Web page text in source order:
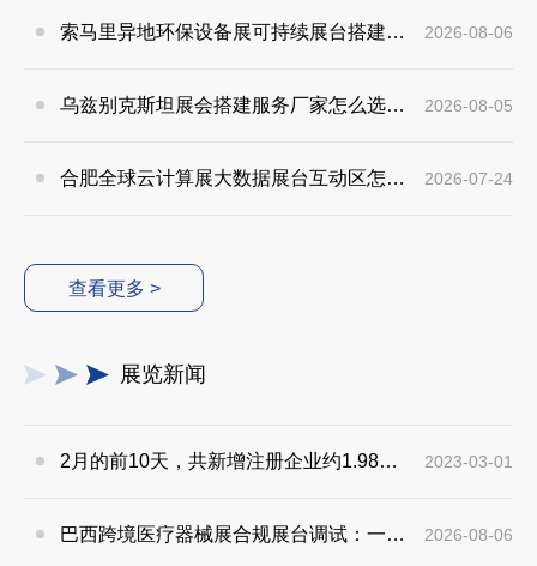
索马里异地环保设备展可持续展台搭建：避开行业乱象，用模块化绿色方案拿下东非环保订单 2026-08-06
乌兹别克斯坦展会搭建服务厂家怎么选？避开行业乱象，实地工厂服务商才是参展标配 2026-08-05
合肥全球云计算展大数据展台互动区怎么落地？避开行业通病，用互动体验抓住专业观展决策者 2026-07-24
查看更多 >
展览新闻
2月的前10天，共新增注册企业约1.98万家 2023-03-01
巴西跨境医疗器械展合规展台调试：一场被严重低估的“地狱级”通关游戏 2026-08-06